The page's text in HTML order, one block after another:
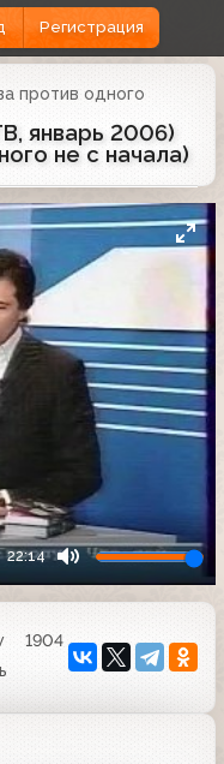
Регистрация
против одного
январь 2006)
не с начала)
22:14
1904